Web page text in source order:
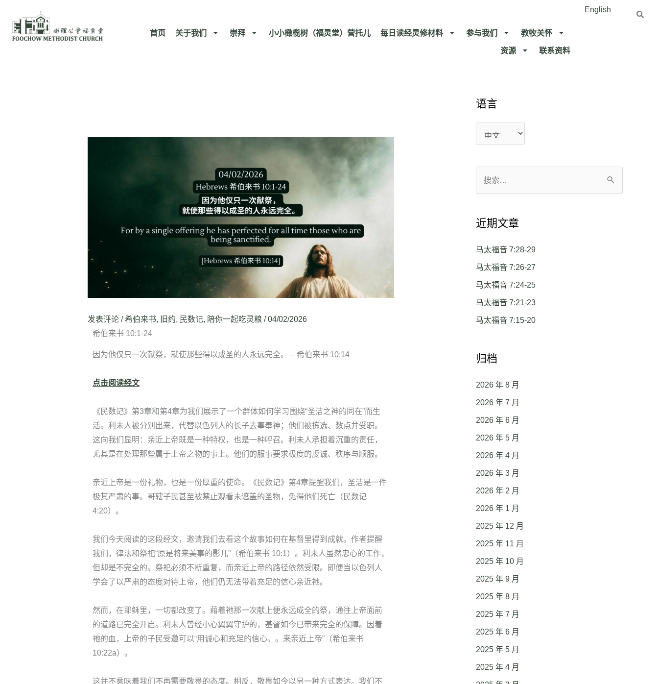
English
首页 关于我们 崇拜 小小橄榄树（福灵堂）营托儿 每日读经灵修材料 参与我们
教牧关怀​
资源
联系资料​
发表评论 /希伯来书, 旧约, 民数记, 陪你一起吃灵粮 /04/02/2026
希伯来书 10:1-24
因为他仅只一次献祭，就使那些得以成圣的人永远完全。 – 希伯来书 10:14
点击阅读经文
《民数记》第3章和第4章为我们展示了一个群体如何学习围绕“圣洁之神的同在”而生
活。利未人被分别出来，代替以色列人的长子去事奉神；他们被拣选、数点并受职。
这向我们显明：亲近上帝既是一种特权，也是一种呼召。利未人承担着沉重的责任，
尤其是在处理那些属于上帝之物的事上。他们的服事要求极度的虔诚、秩序与顺服。
亲近上帝是一份礼物，也是一份厚重的使命。《民数记》第4章提醒我们，圣洁是一件
极其严肃的事。哥辖子民甚至被禁止观看未遮盖的圣物，免得他们死亡（民数记
4:20）。
我们今天阅读的这段经文，邀请我们去看这个故事如何在基督里得到成就。作者提醒
我们，律法和祭祀“原是将来美事的影儿”（希伯来书 10:1）。利未人虽然忠心的工作，
但却是不完全的。祭祀必须不断重复，而亲近上帝的路径依然受限。即便当以色列人
学会了以严肃的态度对待上帝，他们仍无法带着充足的信心亲近祂。
然而，在耶稣里，一切都改变了。藉着祂那一次献上便永远成全的祭，通往上帝面前
的道路已完全开启。利未人曾经小心翼翼守护的，基督如今已带来完全的保障。因着
祂的血，上帝的子民受邀可以“用诚心和充足的信心。。来亲近上帝”（希伯来书
10:22a）。
这并不意味着我们不再需要敬畏的态度。相反，敬畏如今以另一种方式表达。我们不
语言
语
近期文章
马太福音 7:28-29
马太福音 7:26-27
马太福音 7:24-25
马太福音 7:21-23
马太福音 7:15-20
归档
2026 年 8 月
2026 年 7 月
2026 年 6 月
2026 年 5 月
2026 年 4 月
2026 年 3 月
2026 年 2 月
2026 年 1 月
2025 年 12 月
2025 年 11 月
2025 年 10 月
2025 年 9 月
2025 年 8 月
2025 年 7 月
2025 年 6 月
2025 年 5 月
2025 年 4 月
语